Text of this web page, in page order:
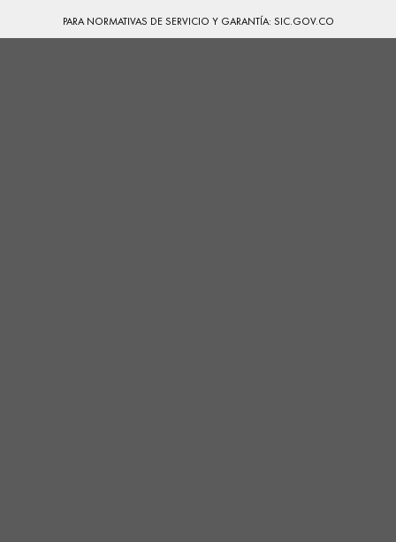
PARA NORMATIVAS DE SERVICIO Y GARANTÍA: SIC.GOV.CO